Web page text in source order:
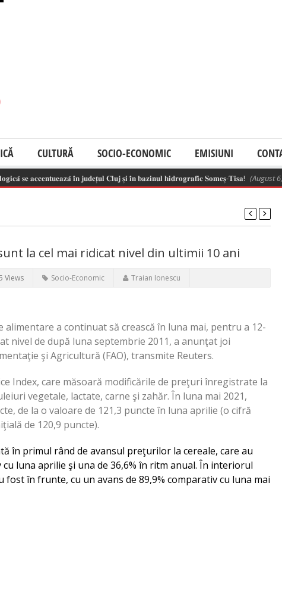
CULTURĂ SOCIO-ECONOMIC EMISIUNI
𝐬𝐞 𝐚𝐜𝐜𝐞𝐧𝐭𝐮𝐞𝐚𝐳𝐚̆ 𝐢̂𝐧 𝐣𝐮𝐝𝐞𝐭̦𝐮𝐥 𝐂𝐥𝐮𝐣 𝐬̦𝐢 𝐢̂𝐧 𝐛𝐚𝐳𝐢𝐧𝐮𝐥 𝐡𝐢𝐝𝐫𝐨𝐠𝐫𝐚𝐟𝐢𝐜 𝐒𝐨𝐦𝐞𝐬̦-𝐓𝐢𝐬𝐚! (August 6,
la cel mai ridicat nivel din ultimii 10 ani
Views Socio-Economic Traian Ionescu
a continuat să crească în luna mai, pentru a 12-
nivel de după luna septembrie 2011, a anunţat joi
şi Agricultură (FAO), transmite Reuters.
Index, care măsoară modificările de preţuri înregistrate la
vegetale, lactate, carne şi zahăr. În luna mai 2021,
de la o valoare de 121,3 puncte în luna aprilie (o cifră
de 120,9 puncte).
în primul rând de avansul preţurilor la cereale, care au
luna aprilie şi una de 36,6% în ritm anual. În interiorul
în frunte, cu un avans de 89,9% comparativ cu luna mai